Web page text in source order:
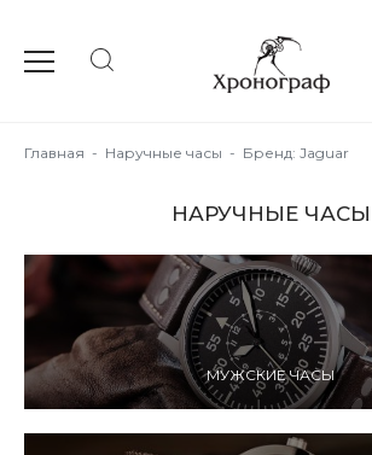
Главная - Наручные часы - Бренд: Jaguar
НАРУЧНЫЕ ЧАСЫ
МУЖСКИЕ ЧАСЫ